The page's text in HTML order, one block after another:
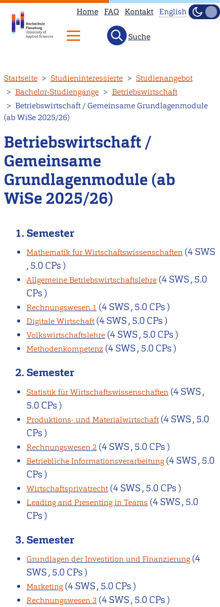
zum
Inhalt
Home FAQ Kontakt
not
available
in
English
English
Hell
Suche
Startseite Studieninteressierte
Studienangebot
Bachelor-Studiengänge
Betriebswirtschaft
Betriebswirtschaft / Gemeinsame Grundlagenmodule
(ab WiSe 2025/26)
Betriebswirtschaft /
Gemeinsame
Grundlagenmodule (ab
WiSe 2025/26)
1. Semester
Mathematik für Wirtschaftswissenschaften (4 SWS
, 5.0 CPs )
Allgemeine Betriebswirtschaftslehre (4 SWS , 5.0
CPs )
Rechnungswesen 1 (4 SWS , 5.0 CPs )
Digitale Wirtschaft (4 SWS , 5.0 CPs )
Volkswirtschaftslehre (4 SWS , 5.0 CPs )
Methodenkompetenz (4 SWS , 5.0 CPs )
2. Semester
Statistik für Wirtschaftswissenschaften (4 SWS ,
5.0 CPs )
Produktions- und Materialwirtschaft (4 SWS , 5.0
CPs )
Rechnungswesen 2 (4 SWS , 5.0 CPs )
Betriebliche Informationsverarbeitung (4 SWS , 5.0
CPs )
Wirtschaftsprivatrecht (4 SWS , 5.0 CPs )
Leading and Presenting in Teams (4 SWS , 5.0
CPs )
3. Semester
Grundlagen der Investition und Finanzierung (4
SWS , 5.0 CPs )
Marketing (4 SWS , 5.0 CPs )
Rechnungswesen 3 (4 SWS , 5.0 CPs )